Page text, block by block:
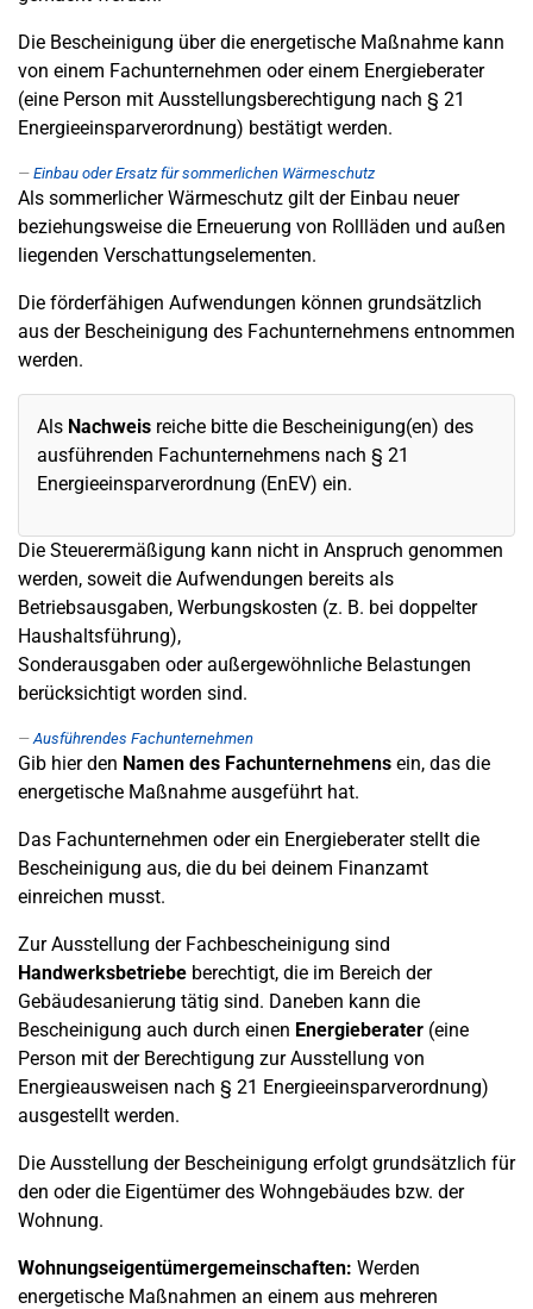
Die Bescheinigung über die energetische Maßnahme kann
von einem Fachunternehmen oder einem Energieberater
(eine Person mit Ausstellungsberechtigung nach § 21
Energieeinsparverordnung) bestätigt werden.
Einbau oder Ersatz für sommerlichen Wärmeschutz
Als sommerlicher Wärmeschutz gilt der Einbau neuer
beziehungsweise die Erneuerung von Rollläden und außen
liegenden Verschattungselementen.
Die förderfähigen Aufwendungen können grundsätzlich
aus der Bescheinigung des Fachunternehmens entnommen
werden.
Als Nachweis reiche bitte die Bescheinigung(en) des
ausführenden Fachunternehmens nach § 21
Energieeinsparverordnung (EnEV) ein.
Die Steuerermäßigung kann nicht in Anspruch genommen
werden, soweit die Aufwendungen bereits als
Betriebsausgaben, Werbungskosten (z. B. bei doppelter
Haushaltsführung),
Sonderausgaben oder außergewöhnliche Belastungen
berücksichtigt worden sind.
Ausführendes Fachunternehmen
Gib hier den Namen des Fachunternehmens ein, das die
energetische Maßnahme ausgeführt hat.
Das Fachunternehmen oder ein Energieberater stellt die
Bescheinigung aus, die du bei deinem Finanzamt
einreichen musst.
Zur Ausstellung der Fachbescheinigung sind
Handwerksbetriebe berechtigt, die im Bereich der
Gebäudesanierung tätig sind. Daneben kann die
Bescheinigung auch durch einen Energieberater (eine
Person mit der Berechtigung zur Ausstellung von
Energieausweisen nach § 21 Energieeinsparverordnung)
ausgestellt werden.
Die Ausstellung der Bescheinigung erfolgt grundsätzlich für
den oder die Eigentümer des Wohngebäudes bzw. der
Wohnung.
Wohnungseigentümergemeinschaften: Werden
energetische Maßnahmen an einem aus mehreren